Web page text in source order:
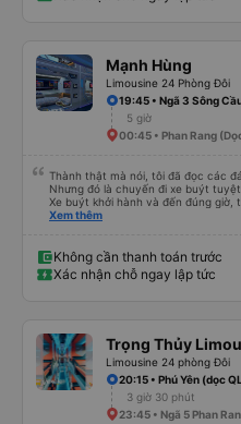
Mạnh Hùng
Limousine 24 Phòng Đôi
19:45 • Ngã 3 Sông
5 giờ
00:45 • Phan Rang
Thành thật mà nói, tôi đã đọc các
Nhưng đó là chuyến đi xe buýt
Xe buýt khởi hành và đến đúng giờ,
dù vẫn hơi xóc, nhưng đó là đặc
Xem thêm
Không cần thanh toán trước
Xác nhận chỗ ngay lập tức
Trọng Thủy
Limousine 24 phòng Đôi
20:15 • Phú Yên (dọc
3 giờ 30 phút
23:45 • Ngã 5 Phan